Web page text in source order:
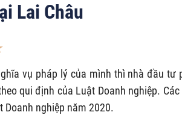
Lai Châu
vụ pháp lý của mình thì nhà đầu tư
qui định của Luật Doanh nghiệp. Các
nghiệp năm 2020.